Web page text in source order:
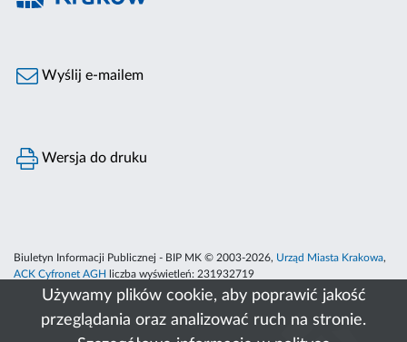
Używamy plików cookie, aby poprawić jakość
przeglądania oraz analizować ruch na stronie.
Wyślij e-mailem
Wersja do druku
Biuletyn Informacji Publicznej - BIP MK © 2003-2026, Urząd Miasta Krakowa,
ACK Cyfronet AGH
liczba wyświetleń: 231932719